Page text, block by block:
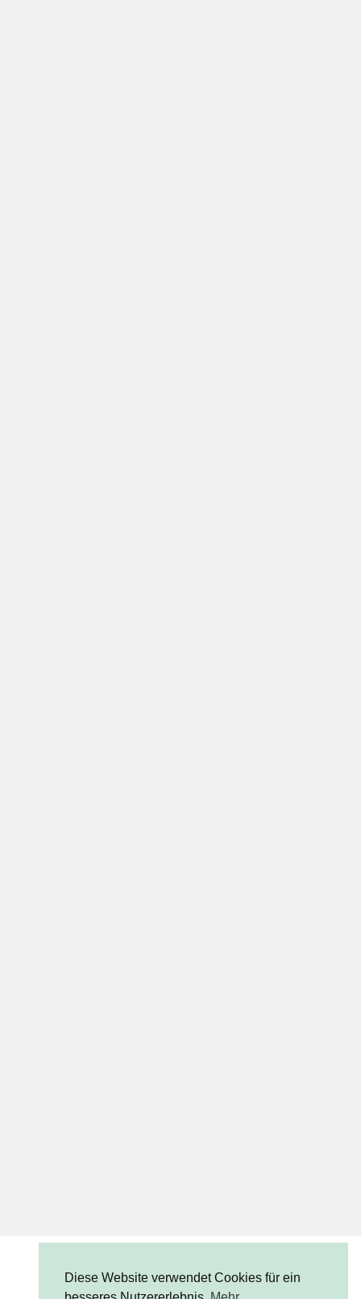
Diese Website verwendet Cookies für ein